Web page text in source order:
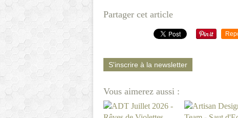
Partager cet article
S'inscrire à la newsletter
Vous aimerez aussi :